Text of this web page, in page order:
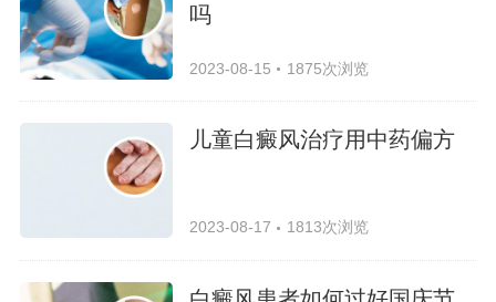
吗
2023-08-15 1875次浏览
儿童白癜风治疗用中药偏方
2023-08-17 1813次浏览